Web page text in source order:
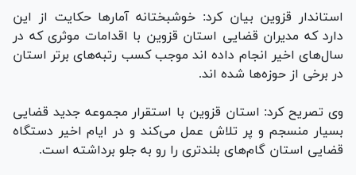
استاندار قزوین بیان کرد: خوشبختانه آمار‌ها حکایت از این
دارد که مدیران قضایی استان قزوین با اقدامات موثری که در
سال‌های اخیر انجام داده اند موجب کسب رتبه‌های برتر استان
در برخی از حوزه‌ها شده اند.
وی تصریح کرد: استان قزوین با استقرار مجموعه جدید قضایی
بسیار منسجم و پر تلاش عمل می‌کند و در ایام اخیر دستگاه
قضایی استان گام‌های بلندتری را رو به جلو برداشته است.